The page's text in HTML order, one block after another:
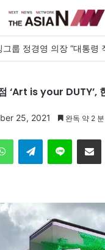
‘Art is your DUTY’,
25, 2021 완독 약 2
Telegram